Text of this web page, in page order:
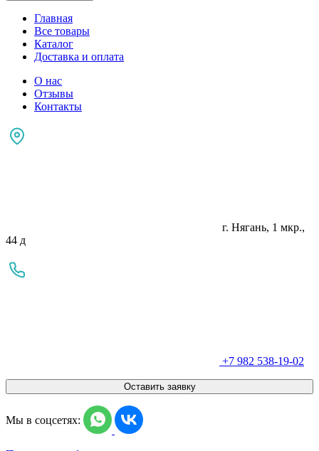
Главная
Все товары
Каталог
Доставка и оплата
О нас
Отзывы
Контакты
г. Нягань, 1 мкр.,
44 д
+7 982 538-19-02
Оставить заявку
Мы в соцсетях: